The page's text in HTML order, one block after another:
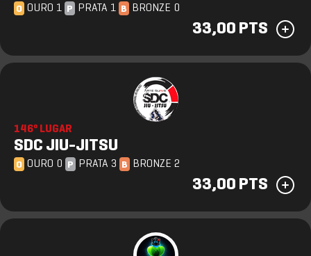
O OURO 1 P PRATA 1 B BRONZE 0
33,00 PTS
146º LUGAR
SDC JIU-JITSU
O OURO 0 P PRATA 3 B BRONZE 2
33,00 PTS